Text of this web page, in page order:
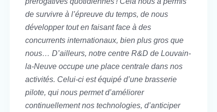
de survivre à l’épreuve du temps, de nous
développer tout en faisant face à des
concurrents internationaux, bien plus gros que
nous… D’ailleurs, notre centre R&D de Louvain-
la-Neuve occupe une place centrale dans nos
activités. Celui-ci est équipé d’une brasserie
pilote, qui nous permet d’améliorer
continuellement nos technologies, d’anticiper